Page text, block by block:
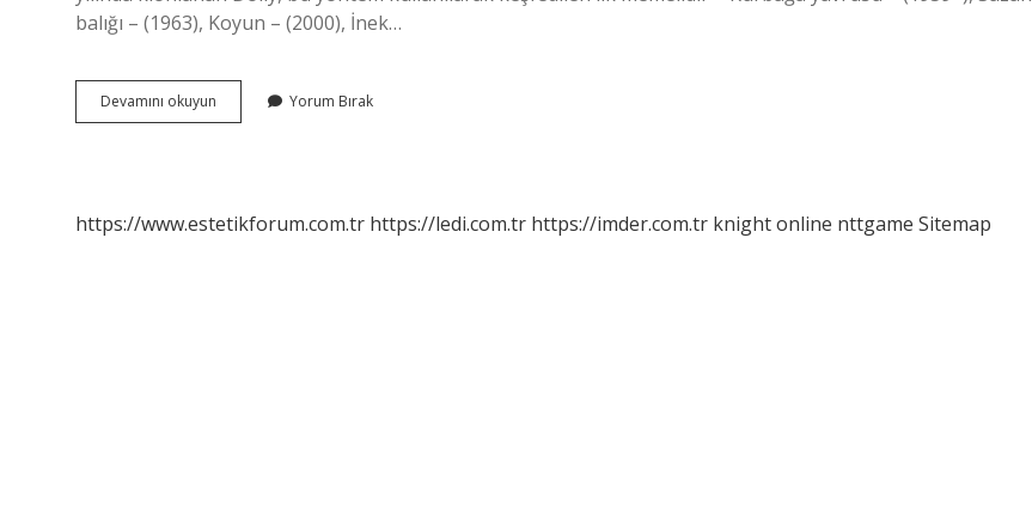
balığı – (1963), Koyun – (2000), İnek…
Devamını okuyun
Klonlanan
Yorum Bırak
https://www.estetikforum.com.tr https://ledi.com.tr https://imder.com.tr knight online nttgame Sitemap